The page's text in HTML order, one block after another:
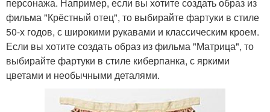
фильма "Крёстный отец", то выбирайте фартуки в стиле
50-х годов, с широкими рукавами и классическим кроем.
Если вы хотите создать образ из фильма "Матрица", то
выбирайте фартуки в стиле киберпанка, с яркими
цветами и необычными деталями.